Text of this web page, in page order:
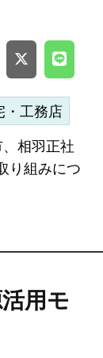
・工務店
相羽正社
り組みにつ
用モ